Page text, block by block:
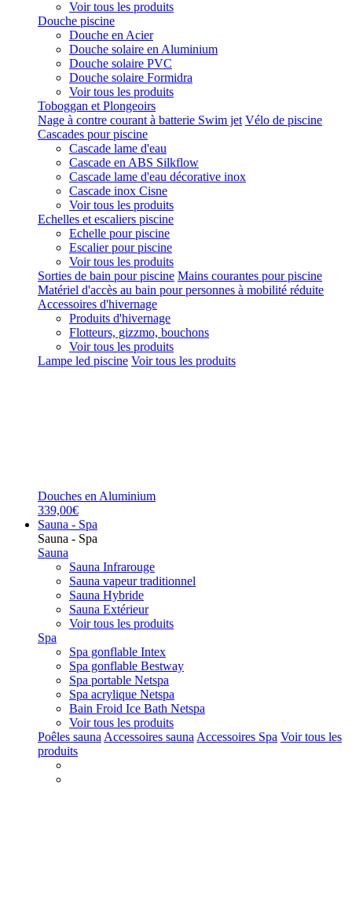
Voir tous les produits
Douche piscine
Douche en Acier
Douche solaire en Aluminium
Douche solaire PVC
Douche solaire Formidra
Voir tous les produits
Toboggan et Plongeoirs
Nage à contre courant à batterie Swim jet Vélo de piscine
Cascades pour piscine
Cascade lame d'eau
Cascade en ABS Silkflow
Cascade lame d'eau décorative inox
Cascade inox Cisne
Voir tous les produits
Echelles et escaliers piscine
Echelle pour piscine
Escalier pour piscine
Voir tous les produits
Sorties de bain pour piscine Mains courantes pour piscine
Matériel d'accès au bain pour personnes à mobilité réduite
Accessoires d'hivernage
Produits d'hivernage
Flotteurs, gizzmo, bouchons
Voir tous les produits
Lampe led piscine Voir tous les produits
Douches en Aluminium
339,00€
Sauna - Spa
Sauna - Spa
Sauna
Sauna Infrarouge
Sauna vapeur traditionnel
Sauna Hybride
Sauna Extérieur
Voir tous les produits
Spa
Spa gonflable Intex
Spa gonflable Bestway
Spa portable Netspa
Spa acrylique Netspa
Bain Froid Ice Bath Netspa
Voir tous les produits
Poêles sauna Accessoires sauna Accessoires Spa Voir tous les
produits